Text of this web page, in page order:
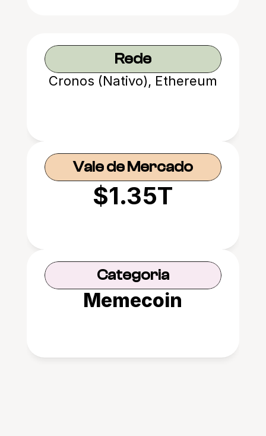
Rede
Cronos (Nativo), Ethereum
Vale de Mercado
$1.35T
Categoria
Memecoin